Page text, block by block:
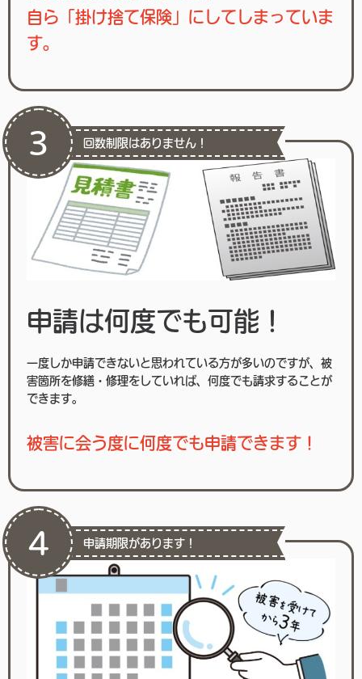
自ら「掛け捨て保険」にしてしまっていま
す。
回数制限はありません！
3
申請は何度でも可能！
一度しか申請できないと思われている方が多いのですが、被
害箇所を修繕・修理をしていれば、何度でも請求することが
できます。
被害に会う度に何度でも申請できます！
申請期限があります！
4